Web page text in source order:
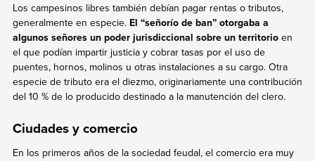
Los campesinos libres también debían pagar rentas o tributos,
generalmente en especie.El “señorío de ban” otorgaba a
algunos señores un poder jurisdiccional sobre un territorioen
el que podían impartir justicia y cobrar tasas por el uso de
puentes, hornos, molinos u otras instalaciones a su cargo. Otra
especie de tributo era el diezmo, originariamente una contribución
del 10 % de lo producido destinado a la manutención del clero.
Ciudades y comercio
En los primeros años de la sociedad feudal, el comercio era muy